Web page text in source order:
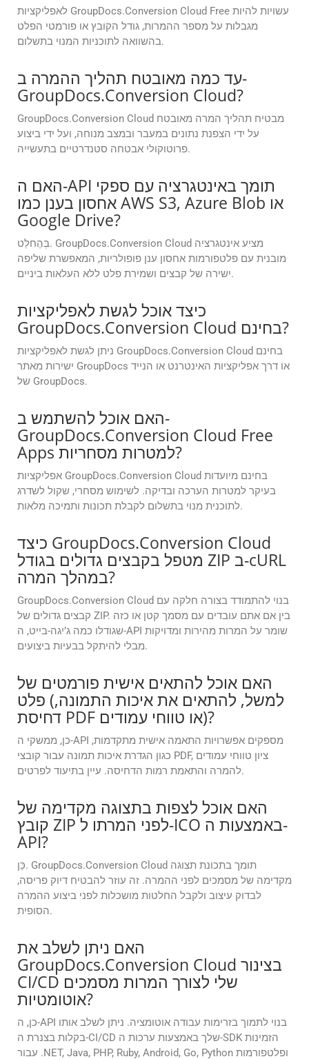
לאפליקציות GroupDocs.Conversion Cloud Free עשויות להיות
מגבלות על מספר ההמרות, גודל הקובץ או פורמטי הפלט
בהשוואה לתוכניות המנוי בתשלום.
עד כמה מאובטח תהליך ההמרה ב-
GroupDocs.Conversion Cloud?
GroupDocs.Conversion Cloud מבטיח תהליך המרה מאובטח
על ידי הצפנת נתונים במעבר ובמצב מנוחה, ועל ידי ביצוע
פרוטוקולי אבטחה סטנדרטיים בתעשייה.
האם ה-API תומך באינטגרציה עם ספקי
אחסון בענן כמו AWS S3, Azure Blob או
Google Drive?
בְּהֶחלֵט. GroupDocs.Conversion Cloud מציע אינטגרציה
מובנית עם פלטפורמות אחסון ענן פופולריות, המאפשרת שליפה
ישירה של קבצים ושמירת פלט ללא העלאות ביניים.
כיצד אוכל לגשת לאפליקציות
GroupDocs.Conversion Cloud בחינם?
ניתן לגשת לאפליקציות GroupDocs.Conversion Cloud בחינם
ישירות מאתר GroupDocs או דרך אפליקציות האינטרנט או הנייד
של GroupDocs.
האם אוכל להשתמש ב-
GroupDocs.Conversion Cloud Free
Apps למטרות מסחריות?
אפליקציות GroupDocs.Conversion Cloud בחינם מיועדות
בעיקר למטרות הערכה ובדיקה. לשימוש מסחרי, שקול לשדרג
לתוכנית מנוי בתשלום לקבלת תכונות ותמיכה מלאות.
כיצד GroupDocs.Conversion Cloud
מטפל בקבצים גדולים בגודל ZIP ב-cURL
במהלך המרה?
GroupDocs.Conversion Cloud בנוי להתמודד בצורה חלקה עם
קבצים גדולים של ZIP. בין אם אתם עובדים עם מסמך קטן או כזה
שגודלו כמה ג’יגה-בייט, ה-API שומר על המרות מהירות ומדויקות
מבלי להיתקל בבעיות ביצועים.
האם אוכל להתאים אישית פורמטים של
פלט (למשל, להתאים את איכות התמונה,
דחיסת PDF או טווחי עמודים)?
כן, ממשקי ה-API מספקים אפשרויות התאמה אישית מתקדמות,
כגון הגדרת איכות תמונה עבור קובצי PDF, ציון טווחי עמודים
להמרה והתאמת רמות הדחיסה. עיין בתיעוד לפרטים.
האם אוכל לצפות בתצוגה מקדימה של
קובץ ZIP לפני המרתו ל-ICO באמצעות ה-
API?
כֵּן. GroupDocs.Conversion Cloud תומך בתכונת תצוגה
מקדימה של מסמכים לפני ההמרה. זה עוזר להבטיח דיוק פריסה,
לבדוק עיצוב ולקבל החלטות מושכלות לפני ביצוע ההמרה
הסופית.
האם ניתן לשלב את
GroupDocs.Conversion Cloud בצינור
CI/CD שלי לצורך המרות מסמכים
אוטומטיות?
כן, ה-API בנוי לתמוך בזרימות עבודה אוטומציה. ניתן לשלב אותו
בקלות בצנרת ה-CI/CD שלך באמצעות ערכות ה-SDK הזמינות
עבור .NET, Java, PHP, Ruby, Android, Go, Python ופלטפורמות